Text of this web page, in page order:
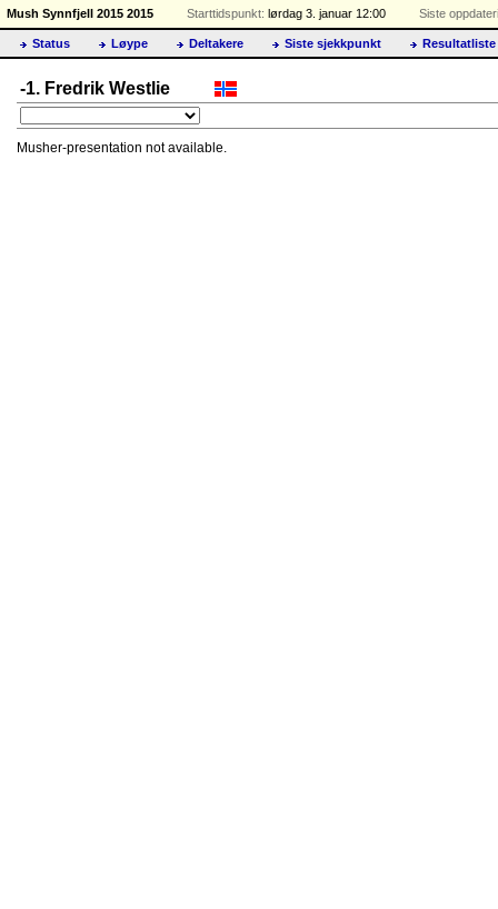
Mush Synnfjell 2015 2015 Starttidspunkt: lørdag 3. januar 12:00 Siste
Status Løype Deltakere Siste sjekkpunkt Resultatliste
-1. Fredrik Westlie
Musher-presentation not available.